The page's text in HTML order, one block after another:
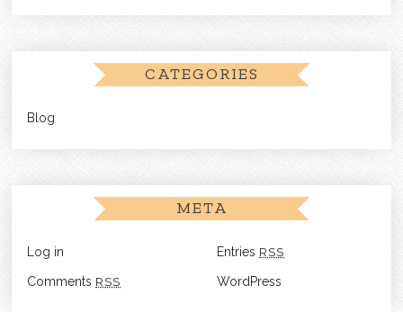
CATEGORIES
Blog
META
Log in Entries RSS
Comments RSS WordPress